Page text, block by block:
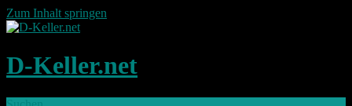
Zum Inhalt springen
D-Keller.net